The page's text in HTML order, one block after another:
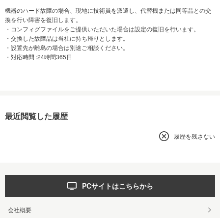
機器のハード故障の場合、現地に技術員を派遣し、代替機または同等品との交
換を行い障害を復旧します。
・コンフィグファイルをご提供いただいた場合は設定の復旧を行います。
・交換した故障品は当社に持ち帰りとします。
・設置先が離島の場合は別途ご相談ください。
・対応時間 :24時間365日
最近閲覧した履歴
履歴を残さない
PCサイトはこちらから
会社概要